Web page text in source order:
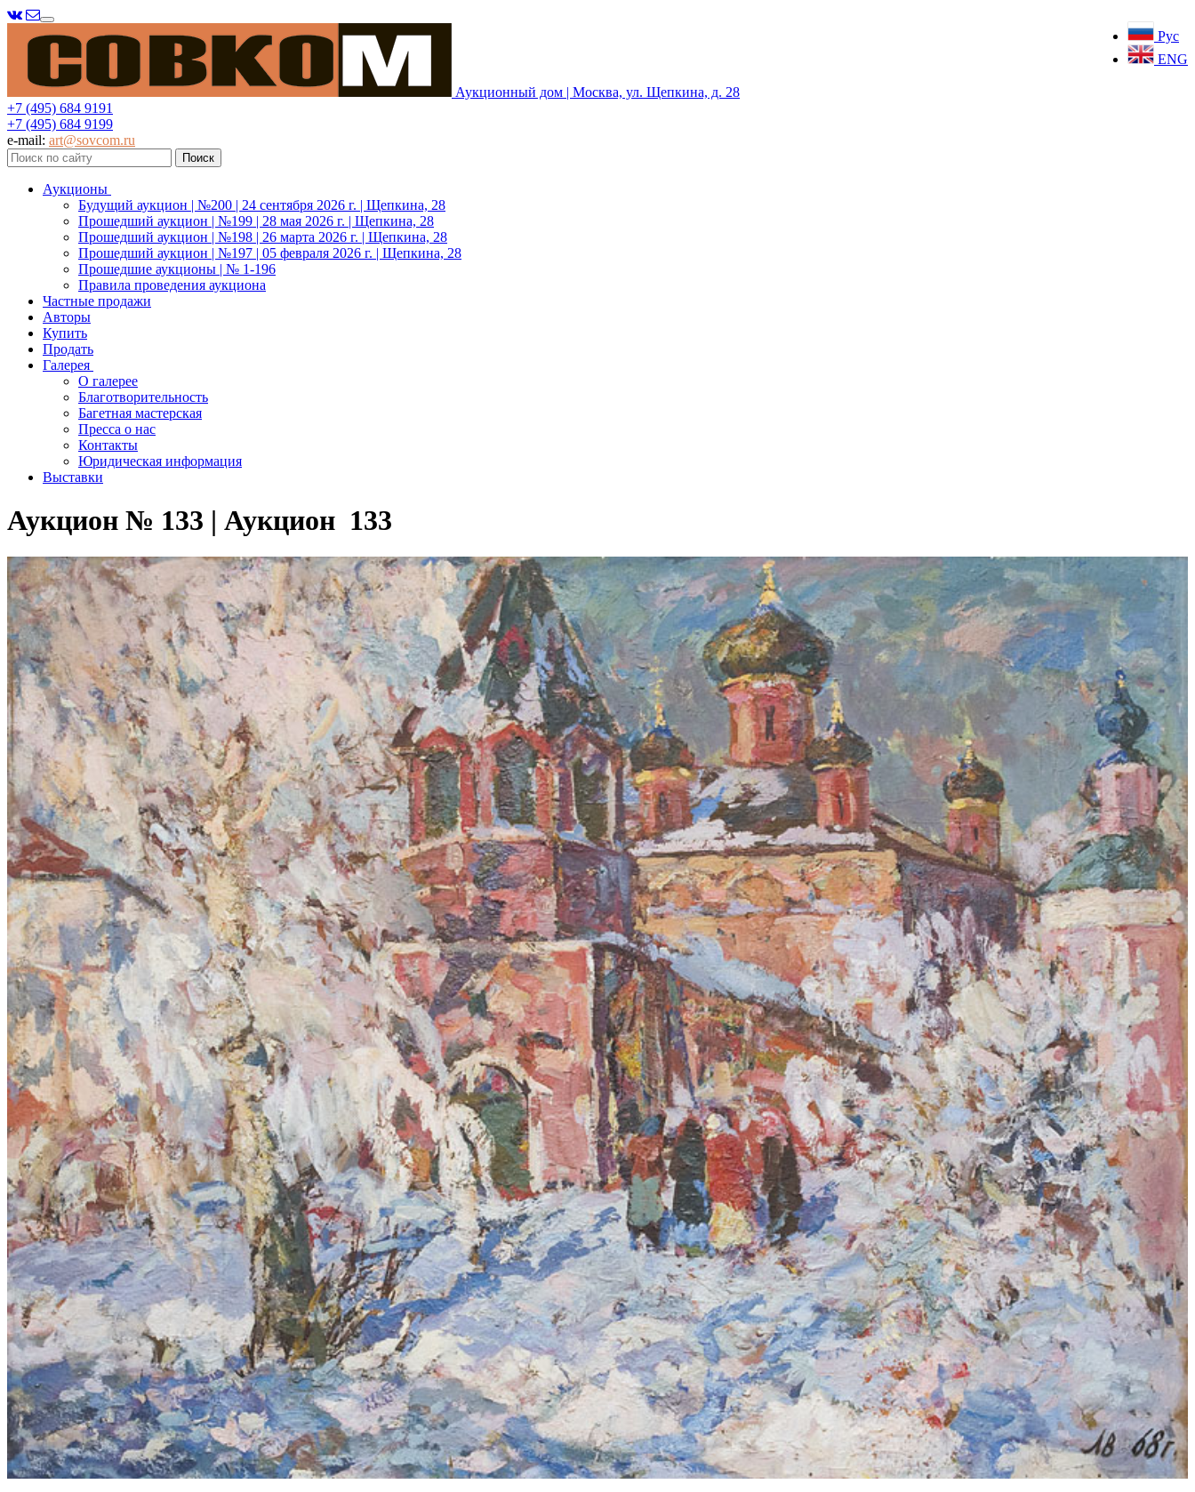
Рус
ENG
Меню
Аукционный дом | Москва, ул. Щепкина, д. 28
+7 (495) 684 9191
+7 (495) 684 9199
e-mail: art@sovcom.ru
Аукционы
Будущий аукцион | №200 | 24 сентября 2026 г. | Щепкина, 28
Прошедший аукцион | №199 | 28 мая 2026 г. | Щепкина, 28
Прошедший аукцион | №198 | 26 марта 2026 г. | Щепкина, 28
Прошедший аукцион | №197 | 05 февраля 2026 г. | Щепкина, 28
Прошедшие аукционы | № 1-196
Правила проведения аукциона
Частные продажи
Авторы
Купить
Продать
Галерея
О галерее
Благотворительность
Багетная мастерская
Пресса о нас
Контакты
Юридическая информация
Выставки
Аукцион № 133 | Аукцион 133